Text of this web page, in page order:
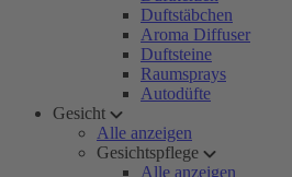
Duftstäbchen
Aroma Diffuser
Duftsteine
Raumsprays
Autodüfte
Gesicht
Alle anzeigen
Gesichtspflege
Alle anzeigen